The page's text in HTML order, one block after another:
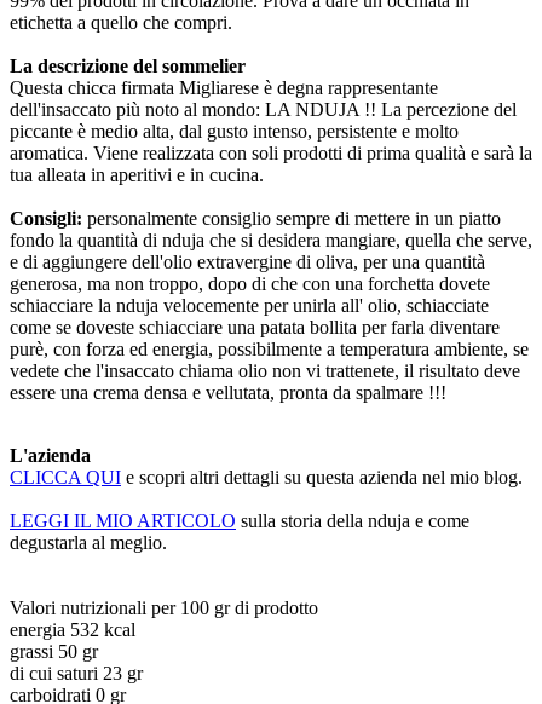
etichetta a quello che compri.
La descrizione del sommelier
Questa chicca firmata Migliarese è degna rappresentante
dell'insaccato più noto al mondo: LA NDUJA !! La percezione del
piccante è medio alta, dal gusto intenso, persistente e molto
aromatica. Viene realizzata con soli prodotti di prima qualità e sarà la
tua alleata in aperitivi e in cucina.
Consigli: personalmente consiglio sempre di mettere in un piatto
fondo la quantità di nduja che si desidera mangiare, quella che serve,
e di aggiungere dell'olio extravergine di oliva, per una quantità
generosa, ma non troppo, dopo di che con una forchetta dovete
schiacciare la nduja velocemente per unirla all' olio, schiacciate
come se doveste schiacciare una patata bollita per farla diventare
purè, con forza ed energia, possibilmente a temperatura ambiente, se
vedete che l'insaccato chiama olio non vi trattenete, il risultato deve
essere una crema densa e vellutata, pronta da spalmare !!!
L'azienda
CLICCA QUI e scopri altri dettagli su questa azienda nel mio blog.
LEGGI IL MIO ARTICOLO sulla storia della nduja e come
degustarla al meglio.
Valori nutrizionali per 100 gr di prodotto
energia 532 kcal
grassi 50 gr
di cui saturi 23 gr
carboidrati 0 gr